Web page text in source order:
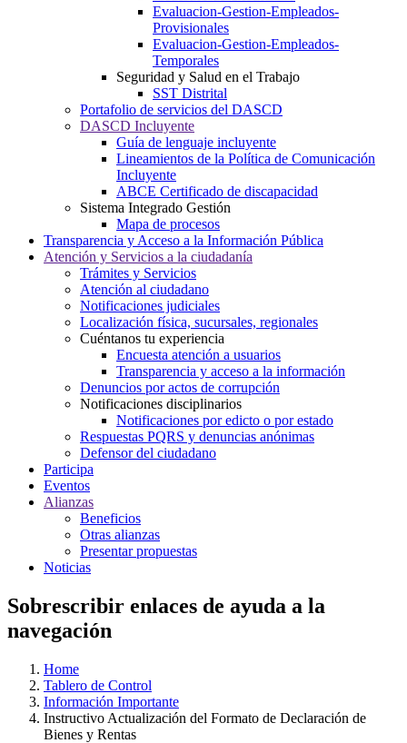
Evaluacion-Gestion-Empleados-
Provisionales
Evaluacion-Gestion-Empleados-
Temporales
Seguridad y Salud en el Trabajo
SST Distrital
Portafolio de servicios del DASCD
DASCD Incluyente
Guía de lenguaje incluyente
Lineamientos de la Política de Comunicación
Incluyente
ABCE Certificado de discapacidad
Sistema Integrado Gestión
Mapa de procesos
Transparencia y Acceso a la Información Pública
Atención y Servicios a la ciudadanía
Trámites y Servicios
Atención al ciudadano
Notificaciones judiciales
Localización física, sucursales, regionales
Cuéntanos tu experiencia
Encuesta atención a usuarios
Transparencia y acceso a la información
Denuncios por actos de corrupción
Notificaciones disciplinarios
Notificaciones por edicto o por estado
Respuestas PQRS y denuncias anónimas
Defensor del ciudadano
Participa
Eventos
Alianzas
Beneficios
Otras alianzas
Presentar propuestas
Noticias
Sobrescribir enlaces de ayuda a la
navegación
Home
Tablero de Control
Información Importante
Instructivo Actualización del Formato de Declaración de
Bienes y Rentas